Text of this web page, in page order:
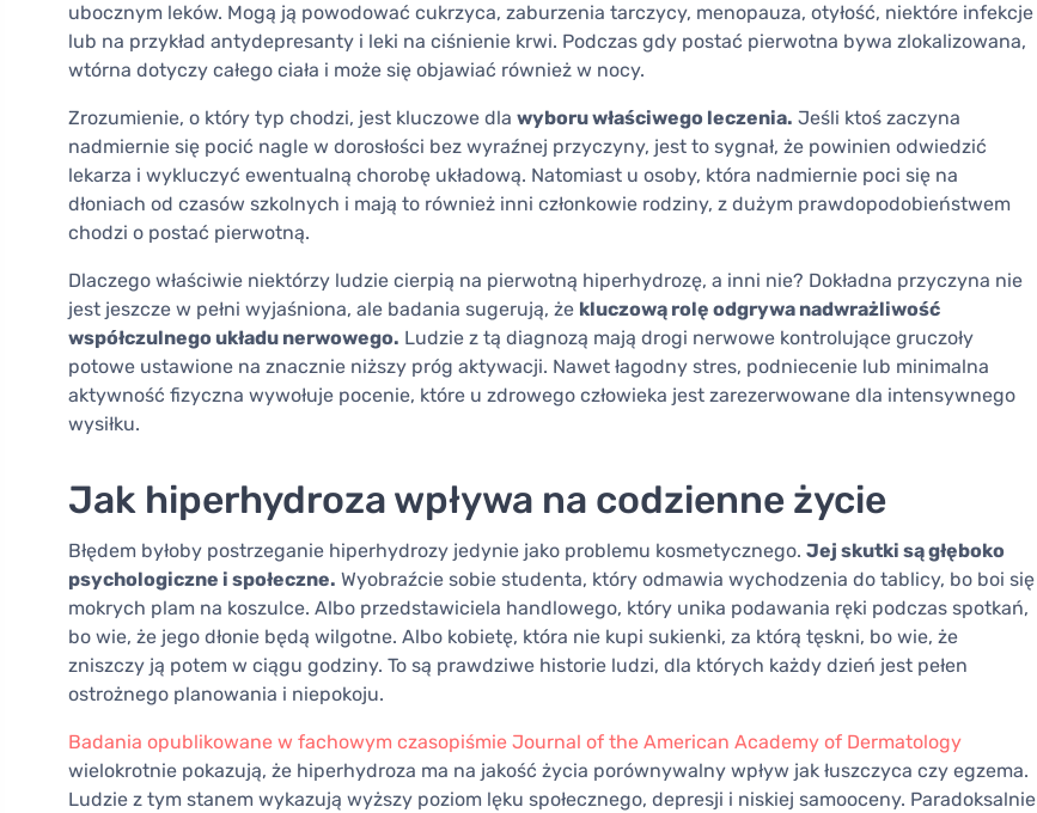
ubocznym leków. Mogą ją powodować cukrzyca, zaburzenia tarczycy, menopauza, otyłość, niektóre infekcje
lub na przykład antydepresanty i leki na ciśnienie krwi. Podczas gdy postać pierwotna bywa zlokalizowana,
wtórna dotyczy całego ciała i może się objawiać również w nocy.
Zrozumienie, o który typ chodzi, jest kluczowe dla wyboru właściwego leczenia. Jeśli ktoś zaczyna
nadmiernie się pocić nagle w dorosłości bez wyraźnej przyczyny, jest to sygnał, że powinien odwiedzić
lekarza i wykluczyć ewentualną chorobę układową. Natomiast u osoby, która nadmiernie poci się na
dłoniach od czasów szkolnych i mają to również inni członkowie rodziny, z dużym prawdopodobieństwem
chodzi o postać pierwotną.
Dlaczego właściwie niektórzy ludzie cierpią na pierwotną hiperhydrozę, a inni nie? Dokładna przyczyna nie
jest jeszcze w pełni wyjaśniona, ale badania sugerują, że kluczową rolę odgrywa nadwrażliwość
współczulnego układu nerwowego. Ludzie z tą diagnozą mają drogi nerwowe kontrolujące gruczoły
potowe ustawione na znacznie niższy próg aktywacji. Nawet łagodny stres, podniecenie lub minimalna
aktywność fizyczna wywołuje pocenie, które u zdrowego człowieka jest zarezerwowane dla intensywnego
wysiłku.
Jak hiperhydroza wpływa na codzienne życie
Błędem byłoby postrzeganie hiperhydrozy jedynie jako problemu kosmetycznego. Jej skutki są głęboko
psychologiczne i społeczne. Wyobraźcie sobie studenta, który odmawia wychodzenia do tablicy, bo boi się
mokrych plam na koszulce. Albo przedstawiciela handlowego, który unika podawania ręki podczas spotkań,
bo wie, że jego dłonie będą wilgotne. Albo kobietę, która nie kupi sukienki, za którą tęskni, bo wie, że
zniszczy ją potem w ciągu godziny. To są prawdziwe historie ludzi, dla których każdy dzień jest pełen
ostrożnego planowania i niepokoju.
Badania opublikowane w fachowym czasopiśmie Journal of the American Academy of Dermatology
wielokrotnie pokazują, że hiperhydroza ma na jakość życia porównywalny wpływ jak łuszczyca czy egzema.
Ludzie z tym stanem wykazują wyższy poziom lęku społecznego, depresji i niskiej samooceny. Paradoksalnie